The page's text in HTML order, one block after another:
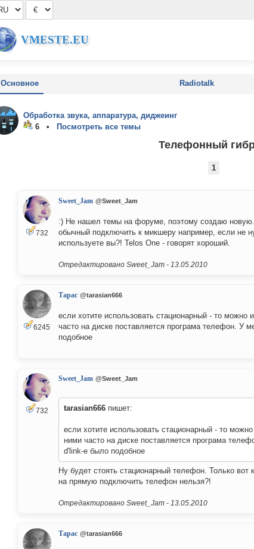
VMESTE.EU
Основное Radiotalk
Обработка звука, аппаратура, диджеинг
6 •
Посмотреть все темы
Телефонный
1
732
Sweet_Jam @Sweet_Jam
:) Не нашел темы на форуме, поэтому создаю
обычный подключить к микшеру например, если не
используете вы?! Telos One - говорят хороший.
Отредактировано Sweet_Jam - 13.05.2010
6245
Тарас @tarasian666
если хотите использовать стационарный - то
часто на диске поставляется програма телефон. У
подобное
732
Sweet_Jam @Sweet_Jam
tarasian666 пишет:
если хотите использовать стационарный - то
ними часто на диске поставляется програма
d'link-е было подобное
Ну будет стоять стационарный телефон. Только
на прямую подключить телефон нельзя?!
Отредактировано Sweet_Jam - 13.05.2010
Тарас @tarasian666